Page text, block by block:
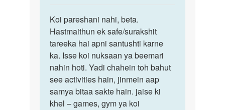
to
Aunty
ji
muje
bhabhi
log
by
cedric
Koi
pareshani
nahi,
beta.
Koi pareshani nahi, beta.
Hastmaithun ek safe/surakshit
tareeka hai apni santushti karne
ka. Isse koi nuksaan ya beemari
nahin hoti. Yadi chahein toh bahut
see activities hain, jinmein aap
samya bitaa sakte hain. jaise ki
khel – games, gym ya koi